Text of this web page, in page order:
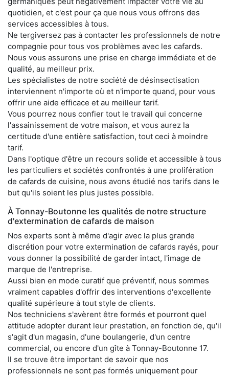
quotidien, et c'est pour ça que nous vous offrons des
services accessibles à tous.
Ne tergiversez pas à contacter les professionnels de notre
compagnie pour tous vos problèmes avec les cafards.
Nous vous assurons une prise en charge immédiate et de
qualité, au meilleur prix.
Les spécialistes de notre société de désinsectisation
interviennent n'importe où et n'importe quand, pour vous
offrir une aide efficace et au meilleur tarif.
Vous pourrez nous confier tout le travail qui concerne
l'assainissement de votre maison, et vous aurez la
certitude d'une entière satisfaction, tout ceci à moindre
tarif.
Dans l'optique d'être un recours solide et accessible à tous
les particuliers et sociétés confrontés à une prolifération
de cafards de cuisine, nous avons étudié nos tarifs dans le
but qu'ils soient les plus justes possible.
À Tonnay-Boutonne les qualités de notre structure
d'extermination de cafards de maison
Nos experts sont à même d'agir avec la plus grande
discrétion pour votre extermination de cafards rayés, pour
vous donner la possibilité de garder intact, l'image de
marque de l'entreprise.
Aussi bien en mode curatif que préventif, nous sommes
vraiment capables d'offrir des interventions d'excellente
qualité supérieure à tout style de clients.
Nos techniciens s'avèrent être formés et pourront quel
attitude adopter durant leur prestation, en fonction de, qu'il
s'agit d'un magasin, d'une boulangerie, d'un centre
commercial, ou encore d'un gîte à Tonnay-Boutonne 17.
Il se trouve être important de savoir que nos
professionnels ne sont pas formés uniquement pour